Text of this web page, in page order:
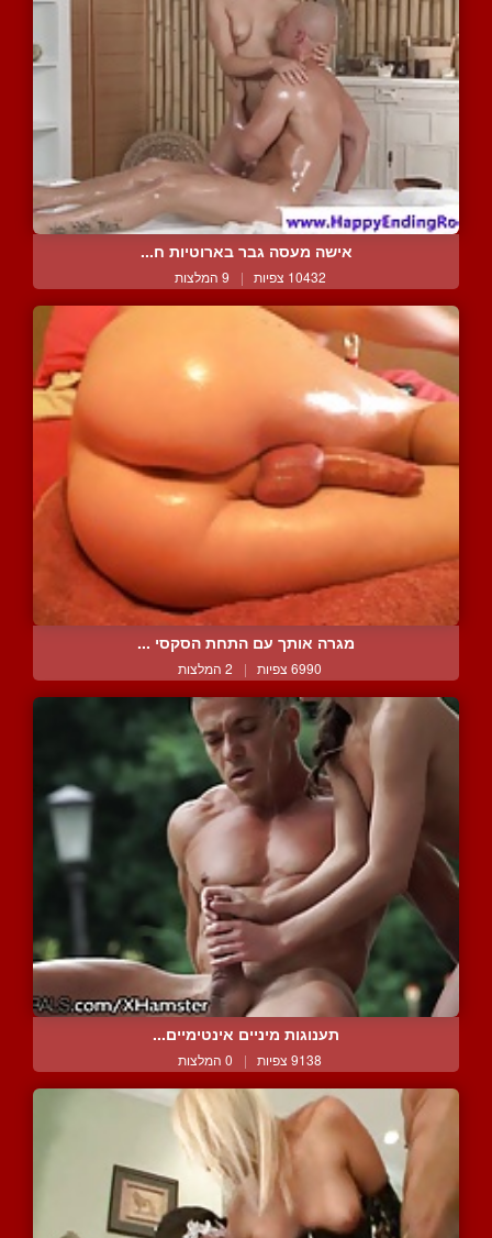
אישה מעסה גבר בארוטיות ח...
10432 צפיות | 9 המלצות
מגרה אותך עם התחת הסקסי ...
6990 צפיות | 2 המלצות
תענוגות מיניים אינטימיים...
9138 צפיות | 0 המלצות